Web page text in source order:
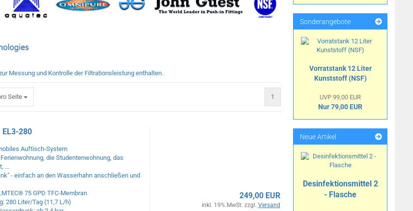
Messung und Kontrolle der Filtrationsleistung enthalten.
Seite
Seite 1
EL3-280
Auftisch-System
die Studentenwohnung, das
...
- einfach an den Wasserhahnanschließen und
75 GPD TFC-Membran
280 Liter/Tag (11,7 L/h)
249,00 EUR
inkl. 19% MwSt. zzgl. Versand
Sonderangebote
Vorratstank 12 Liter
Kunststoff (NSF)
UVP 99,00 EUR
Nur 79,00 EUR
Neue Artikel
Desinfektionsmittel 2
- Flasche